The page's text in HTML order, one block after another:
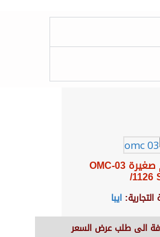
ماكينة فرم صغيرة OMC-03
/1126
التجارية:ايبا
الى طلب عرض السعر